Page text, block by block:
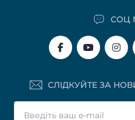
СОЦ
СЛІДКУЙТЕ ЗА